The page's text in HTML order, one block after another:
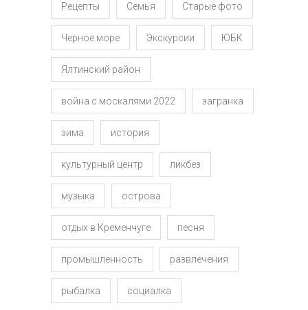
Рецепты Семья Старые фото
Черное море Экскурсии ЮБК
Ялтинский район
война с москалями 2022 загранка
зима история
культурный центр ликбез
музыка острова
отдых в Кременчуге песня
промышленность развлечения
рыбалка социалка